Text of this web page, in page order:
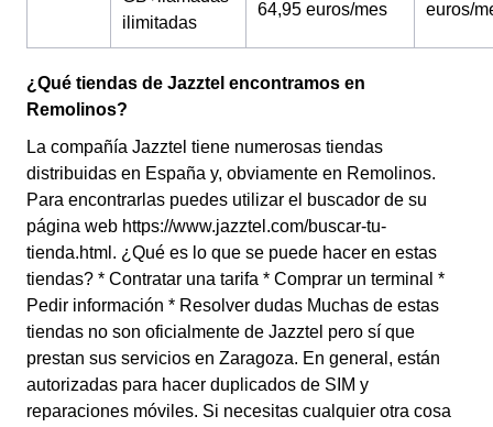
ilimitadas
64,95 euros/mes euros/
¿Qué tiendas de Jazztel encontramos en
Remolinos?
La compañía Jazztel tiene numerosas tiendas
distribuidas en España y, obviamente en Remolinos.
Para encontrarlas puedes utilizar el buscador de su
página web https://www.jazztel.com/buscar-tu-
tienda.html. ¿Qué es lo que se puede hacer en estas
tiendas? * Contratar una tarifa * Comprar un terminal *
Pedir información * Resolver dudas Muchas de estas
tiendas no son oficialmente de Jazztel pero sí que
prestan sus servicios en Zaragoza. En general, están
autorizadas para hacer duplicados de SIM y
reparaciones móviles. Si necesitas cualquier otra cosa